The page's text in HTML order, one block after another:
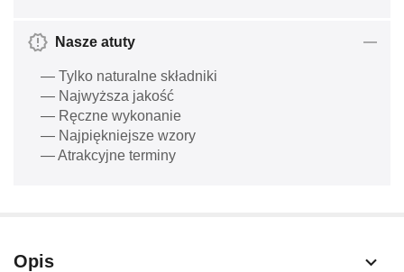
Nasze atuty
— Tylko naturalne składniki
— Najwyższa jakość
— Ręczne wykonanie
— Najpiękniejsze wzory
— Atrakcyjne terminy
Opis